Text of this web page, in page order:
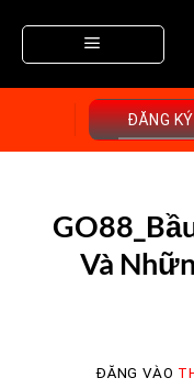
dung
ĐĂNG KÝ
Và
ĐĂNG VÀO